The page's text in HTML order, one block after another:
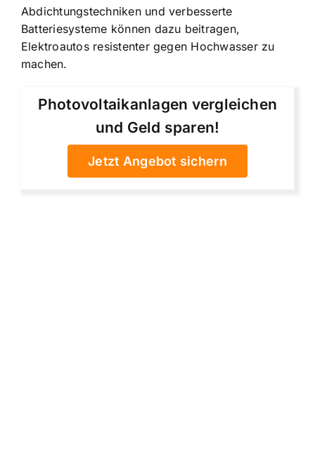
Abdichtungstechniken und verbesserte
Batteriesysteme können dazu beitragen,
Elektroautos resistenter gegen Hochwasser zu
machen.
Photovoltaikanlagen vergleichen
und Geld sparen!
Jetzt Angebot sichern